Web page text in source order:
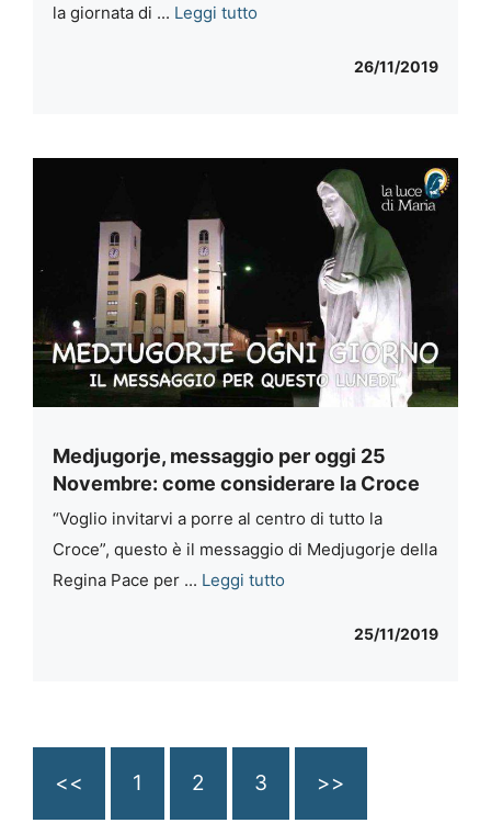
la giornata di ... Leggi tutto
26/11/2019
Medjugorje, messaggio per oggi 25
Novembre: come considerare la Croce
“Voglio invitarvi a porre al centro di tutto la
Croce”, questo è il messaggio di Medjugorje della
Regina Pace per ... Leggi tutto
25/11/2019
<< 1 2 3 >>